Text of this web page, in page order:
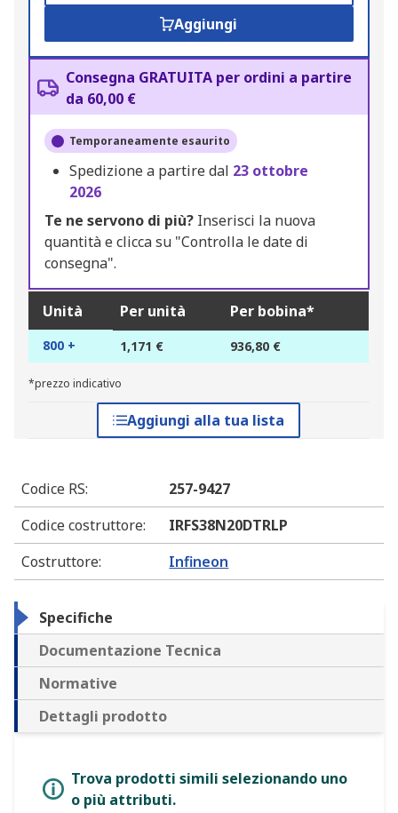
Aggiungi
Consegna GRATUITA per ordini a partire
da 60,00 €
Temporaneamente esaurito
Spedizione a partire dal 23 ottobre
2026
Te ne servono di più? Inserisci la nuova
quantità e clicca su "Controlla le date di
consegna".
Unità Per unità Per bobina*
800 + 1,171 € 936,80 €
*prezzo indicativo
Aggiungi alla tua lista
Codice RS:
257-9427
Codice costruttore:
IRFS38N20DTRLP
Costruttore: Infineon
Specifiche
Documentazione Tecnica
Normative
Dettagli prodotto
Trova prodotti simili selezionando uno
o più attributi.